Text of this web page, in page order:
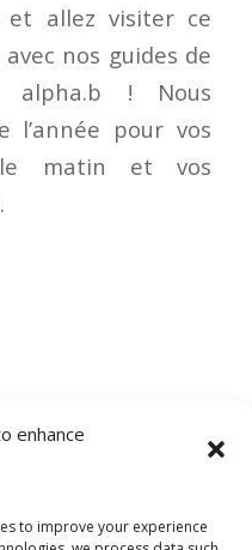
enhance
to improve your experience
et allez visiter ce
nos guides de
alpha.b ! Nous
l’année pour vos
matin et vos